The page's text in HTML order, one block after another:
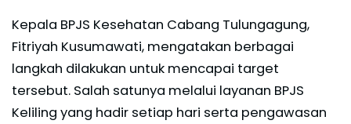
Kepala BPJS Kesehatan Cabang Tulungagung,
Fitriyah Kusumawati, mengatakan berbagai
langkah dilakukan untuk mencapai target
tersebut. Salah satunya melalui layanan BPJS
Keliling yang hadir setiap hari serta pengawasan